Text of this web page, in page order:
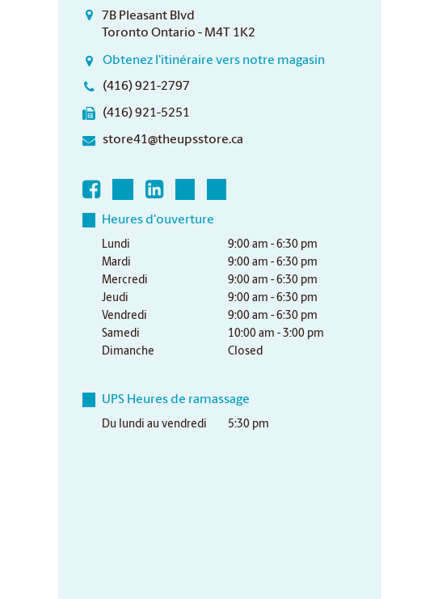
7B Pleasant Blvd
Toronto Ontario - M4T 1K2
Obtenez l'itinéraire vers notre magasin
(416) 921-2797
(416) 921-5251
store41@theupsstore.ca
Heures d'ouverture
Lundi
9:00 am - 6:30 pm
Mardi
9:00 am - 6:30 pm
Mercredi
9:00 am - 6:30 pm
Jeudi
9:00 am - 6:30 pm
Vendredi
9:00 am - 6:30 pm
Samedi
10:00 am - 3:00 pm
Dimanche
Closed
UPS Heures de ramassage
Du lundi au vendredi 5:30 pm